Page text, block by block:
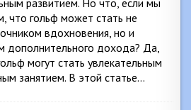
развитием. Но что, если мы
что гольф может стать не
вдохновения, но и
дополнительного дохода? Да,
могут стать увлекательным
занятием. В этой статье…